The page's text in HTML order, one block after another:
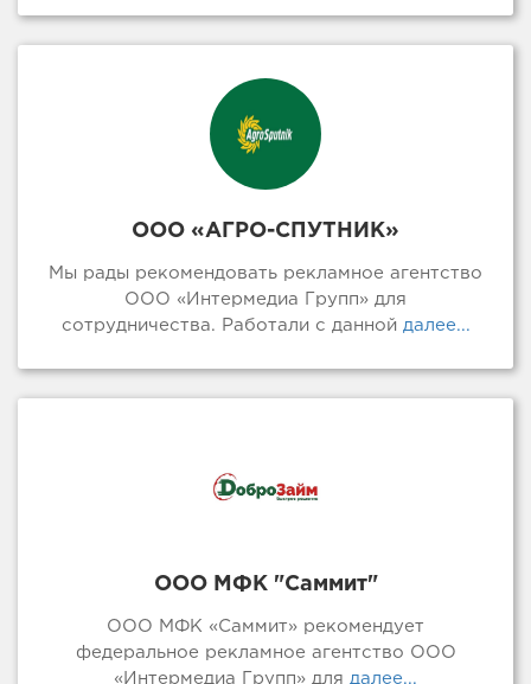
ООО «АГРО-СПУТНИК»
Мы рады рекомендовать рекламное агентство
ООО «Интермедиа Групп» для
сотрудничества. Работали с даннойдалее...
ООО МФК "Саммит"
ООО МФК «Саммит» рекомендует
федеральное рекламное агентство ООО
«Интермедиа Групп» для далее...